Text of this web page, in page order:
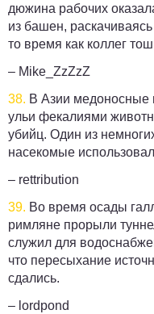
дюжина рабочих
из башен,
то время как коллег
– Mike_ZzZzZ
38. В Азии медоносные
ульи фекалиями
убийц. Один из
насекомые
– rettribution
39. Во время осады
римляне прорыли
служил для
что пересыхание
сдались.
– lordpond